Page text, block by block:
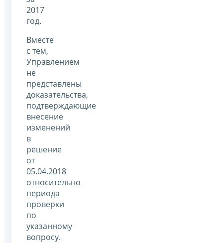
2017
год.
Вместе
с тем,
Управлением
не
представлены
доказательства,
подтверждающие
внесение
изменений
в
решение
от
05.04.2018
относительно
периода
проверки
по
указанному
вопросу.